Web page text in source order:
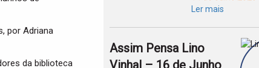
por Adriana
da biblioteca
Ler mais
Assim Pensa Lino
Vinhal – 16 de Junho